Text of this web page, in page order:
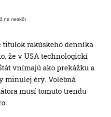
na neskôr
titulok rakúskeho denníka
že v USA technologickí
vnímajú ako prekážku a
minulej éry. Volebná
musí tomuto trendu